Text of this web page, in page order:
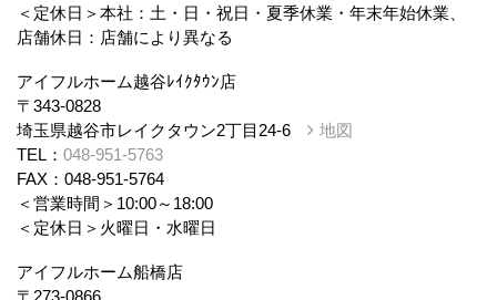
＜定休日＞本社：土・日・祝日・夏季休業・年末年始休業、
店舗休日：店舗により異なる
アイフルホーム越谷ﾚｲｸﾀｳﾝ店
〒343-0828
埼玉県越谷市レイクタウン2丁目24-6
地図
TEL： 048-951-5763
FAX：048-951-5764
＜営業時間＞10:00～18:00
＜定休日＞火曜日・水曜日
アイフルホーム船橋店
〒273-0866